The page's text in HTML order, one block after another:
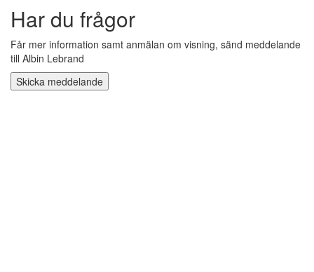
Har du frågor
Får mer information samt anmälan om visning, sänd meddelande
till Albin Lebrand
Skicka meddelande